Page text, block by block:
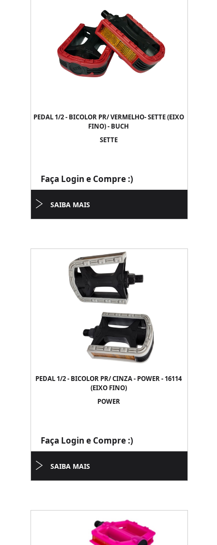
PEDAL 1/2 - BICOLOR PR/ VERMELHO- SETTE (EIXO
FINO) - BUCH
SETTE
Faça Login e Compre :)
SAIBA MAIS
PEDAL 1/2 - BICOLOR PR/ CINZA - POWER - 16114
(EIXO FINO)
POWER
Faça Login e Compre :)
SAIBA MAIS